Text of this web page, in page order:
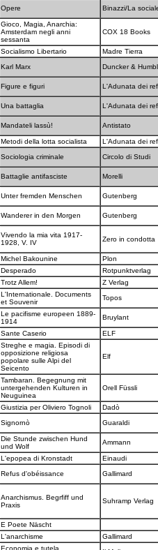
Opere Binazzi/La
Gioco, Magia, Anarchia:
Amsterdam negli anni
sessanta
COX 18 Books
Socialismo Libertario
Madre Tierra
Karl Marx Duncker &
Figure e figuri L'Adunata dei
Una battaglia L'Adunata dei
Mandateli lassù! Antistato
Metodi della lotta socialista
L'Adunata dei
Sociologia criminale Circolo di Studi
Battaglie antifasciste Morelli
Unter fremden Menschen Gutenberg
Wanderer in den Morgen Gutenberg
Vivendo la mia vita 1917-
1928, V. IV
Zero in condotta
Michel Bakounine
Plon
Desperado
Rotpunktverlag
Trotz Allem!
Z Verlag
L'Internationale. Documents
et Souvenir
Topos
Le pacifisme europeen 1889-
1914
Bruylant
Sante Caserio ELF
Streghe e magia. Episodi di
opposizione religiosa
popolare sulle Alpi del
Seicento
Elf
Tambaran. Begegnung mit
untergehenden Kulturen in
Neuguinea
Orell Füssli
Giustizia per Oliviero Tognoli
Dadò
Signornò Guaraldi
Die Stunde zwischen Hund
und Wolf
Ammann
L'epopea di Kronstadt
Einaudi
Refus d'obéissance Gallimard
Anarchismus. Begrfiff und
Praxis
Suhramp Verlag
E Poete Näscht
L'anarchisme
Gallimard
Economia e tutela